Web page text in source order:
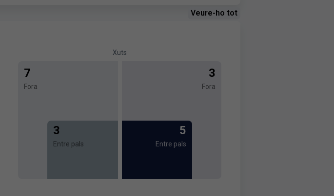
Veure-ho tot
Xuts
7
Fora
3
Entre pals
3
Fora
5
Entre pals